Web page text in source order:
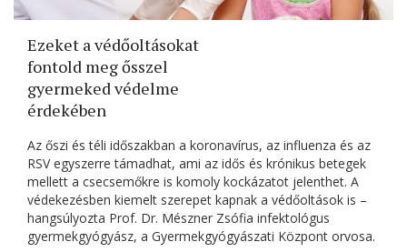
Ezeket a védőoltásokat
fontold meg ősszel
gyermeked védelme
érdekében
Az őszi és téli időszakban a koronavírus, az influenza és az
RSV egyszerre támadhat, ami az idős és krónikus betegek
mellett a csecsemőkre is komoly kockázatot jelenthet. A
védekezésben kiemelt szerepet kapnak a védőoltások is –
hangsúlyozta Prof. Dr. Mészner Zsófia infektológus
gyermekgyógyász, a Gyermekgyógyászati Központ orvosa.